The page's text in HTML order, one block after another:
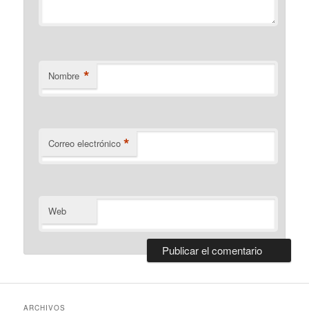
Nombre *
Correo electrónico *
Web
ARCHIVOS